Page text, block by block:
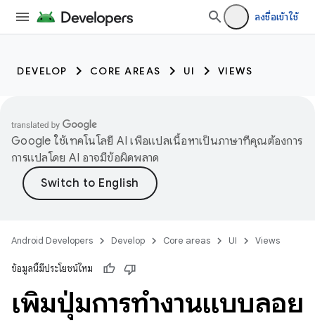
ลงชื่อเข้าใช้
DEVELOP CORE AREAS UI VIEWS
Google ใช้เทคโนโลยี AI เพื่อแปลเนื้อหาเป็นภาษาที่คุณต้องการ
การแปลโดย AI อาจมีข้อผิดพลาด
Android Developers Develop Core areas UI Views
ข้อมูลนี้มีประโยชน์ไหม
เพิ่มปุ่มการทำงานแบบลอย